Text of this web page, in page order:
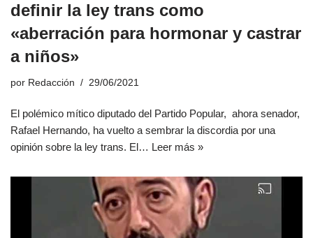
definir la ley trans como
«aberración para hormonar y castrar
a niños»
por Redacción 29/06/2021
El polémico mítico diputado del Partido Popular, ahora senador,
Rafael Hernando, ha vuelto a sembrar la discordia por una
opinión sobre la ley trans. El… Leer más »